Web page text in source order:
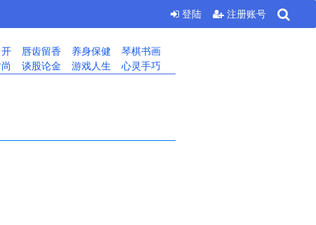
登陆 注册账号
唇齿留香 养身保健
琴棋书画
谈股论金 游戏人生 心灵手巧